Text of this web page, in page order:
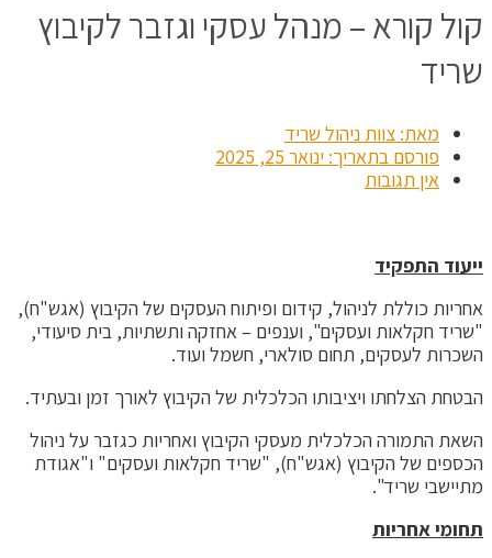
קול קורא – מנהל עסקי וגזבר לקיבוץ
שריד
מאת: צוות ניהול שריד
פורסם בתאריך: ינואר 25, 2025
אין תגובות
ייעוד התפקיד
אחריות כוללת לניהול, קידום ופיתוח העסקים של הקיבוץ (אגש"ח),
"שריד חקלאות ועסקים", וענפים – אחזקה ותשתיות, בית סיעודי,
השכרות לעסקים, תחום סולארי, חשמל ועוד.
הבטחת הצלחתו ויציבותו הכלכלית של הקיבוץ לאורך זמן ובעתיד.
השאת התמורה הכלכלית מעסקי הקיבוץ ואחריות כגזבר על ניהול
הכספים של הקיבוץ (אגש"ח), "שריד חקלאות ועסקים" ו"אגודת
מתיישבי שריד".
תחומי אחריות